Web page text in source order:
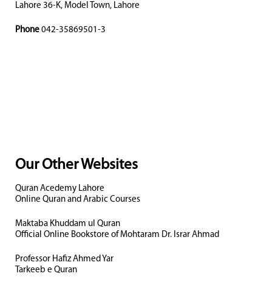
Lahore 36-K, Model Town, Lahore
Phone 042-35869501-3
Our Other Websites
Quran Acedemy Lahore
Online Quran and Arabic Courses
Maktaba Khuddam ul Quran
Official Online Bookstore of Mohtaram Dr. Israr Ahmad
Professor Hafiz Ahmed Yar
Tarkeeb e Quran